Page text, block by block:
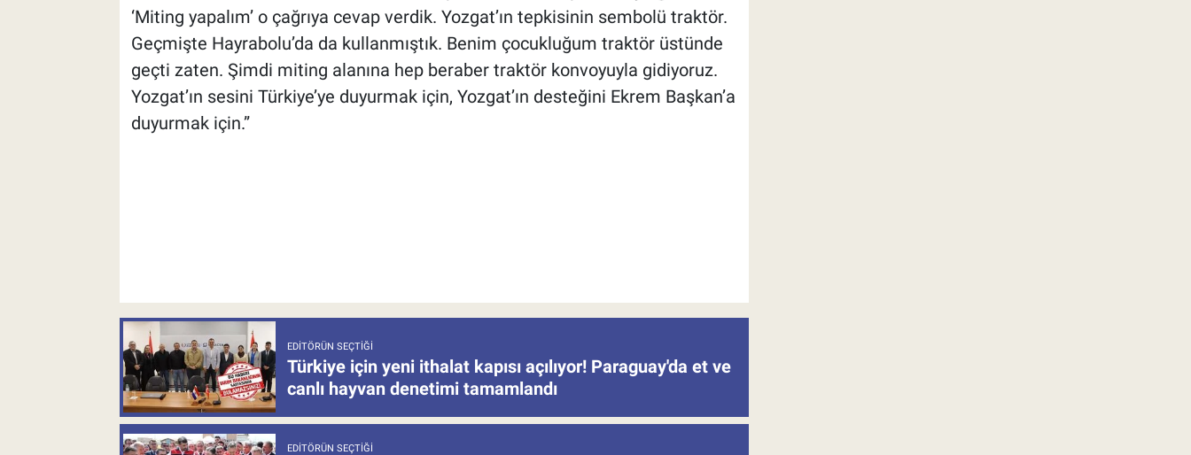
‘Miting yapalım’ o çağrıya cevap verdik. Yozgat’ın tepkisinin sembolü traktör.
Geçmişte Hayrabolu’da da kullanmıştık. Benim çocukluğum traktör üstünde
geçti zaten. Şimdi miting alanına hep beraber traktör konvoyuyla gidiyoruz.
Yozgat’ın sesini Türkiye’ye duyurmak için, Yozgat’ın desteğini Ekrem Başkan’a
duyurmak için.”
EDITÖRÜN SEÇTIĞI
Türkiye için yeni ithalat kapısı açılıyor! Paraguay'da et ve
canlı hayvan denetimi tamamlandı
EDITÖRÜN SEÇTIĞI